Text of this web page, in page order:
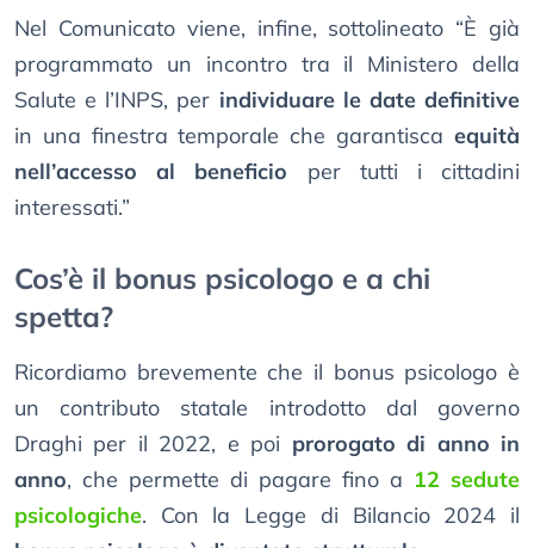
Nel Comunicato viene, infine, sottolineato “È già
programmato un incontro tra il Ministero della
Salute e l’INPS, per individuare le date definitive
in una finestra temporale che garantisca equità
nell’accesso al beneficio per tutti i cittadini
interessati.”
Cos’è il bonus psicologo e a chi
spetta?
Ricordiamo brevemente che il bonus psicologo è
un contributo statale introdotto dal governo
Draghi per il 2022, e poi prorogato di anno in
anno, che permette di pagare fino a 12 sedute
psicologiche. Con la Legge di Bilancio 2024 il